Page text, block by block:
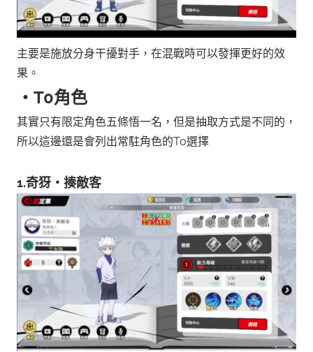
主要是施放分身干擾對手，在混戰時可以發揮更好的效
果。
‧T0角色
其實只有限定角色五條悟一名，但是抽取方式是不同的，
所以這邊還是會列出常駐角色的T0選擇
1.奇犽‧揍敵客